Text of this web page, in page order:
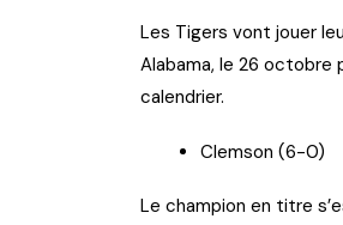
Les Tigers vont jouer
Alabama, le 26 octobre
calendrier.
Clemson (6-0)
Le champion en titre